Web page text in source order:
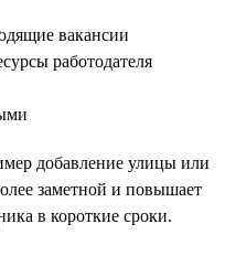
вакансии
работодателя
добавление улицы или
заметной и повышает
в короткие сроки.